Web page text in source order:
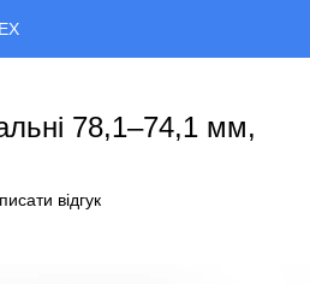
78,1–74,1 мм,
відгук